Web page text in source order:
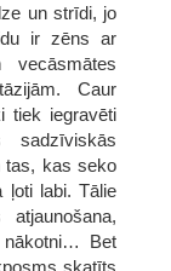
un strīdi, jo
ir zēns ar
vecāsmātes
Caur
tiek iegravēti
sadzīviskās
tas, kas seko
ļoti labi. Tālie
nākotni… Bet
skatīts